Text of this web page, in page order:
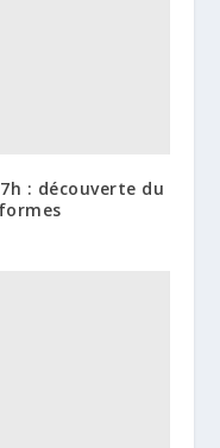
: découverte du